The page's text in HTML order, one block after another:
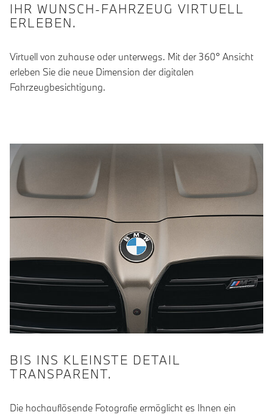
IHR WUNSCH-FAHRZEUG VIRTUELL
ERLEBEN.
Virtuell von zuhause oder unterwegs. Mit der 360° Ansicht
erleben Sie die neue Dimension der digitalen
Fahrzeugbesichtigung.
BIS INS KLEINSTE DETAIL
TRANSPARENT.
Die hochauflösende Fotografie ermöglicht es Ihnen ein